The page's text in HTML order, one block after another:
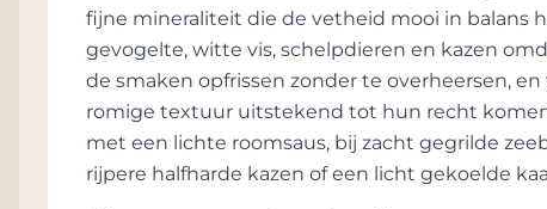
fijne mineraliteit die de vetheid mooi in balans
gevogelte, witte vis, schelpdieren en kazen
de smaken opfrissen zonder te overheersen,
romige textuur uitstekend tot hun recht
met een lichte roomsaus, bij zacht gegrilde
rijpere halfharde kazen of een licht gekoelde